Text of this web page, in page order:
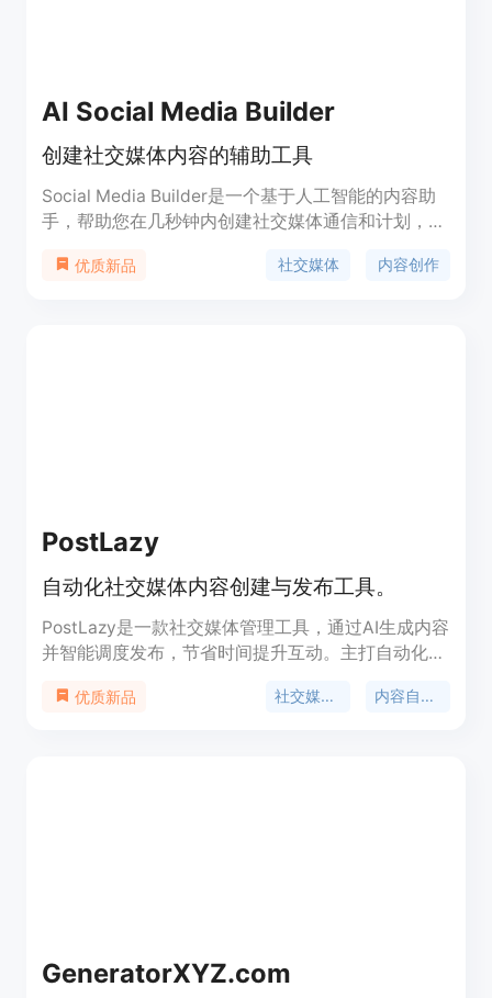
AI Social Media Builder
创建社交媒体内容的辅助工具
Social Media Builder是一个基于人工智能的内容助
手，帮助您在几秒钟内创建社交媒体通信和计划，节
子、重写文章为吸引人的帖子、生成多触点的社交媒
优质新品 社交媒体 内容创作
PostLazy
自动化社交媒体内容创建与发布工具。
PostLazy是一款社交媒体管理工具，通过AI生成内容
并智能调度发布，节省时间提升互动。主打自动化社
理效率。
优质新品 社交媒体管理 内容自动化
GeneratorXYZ.com